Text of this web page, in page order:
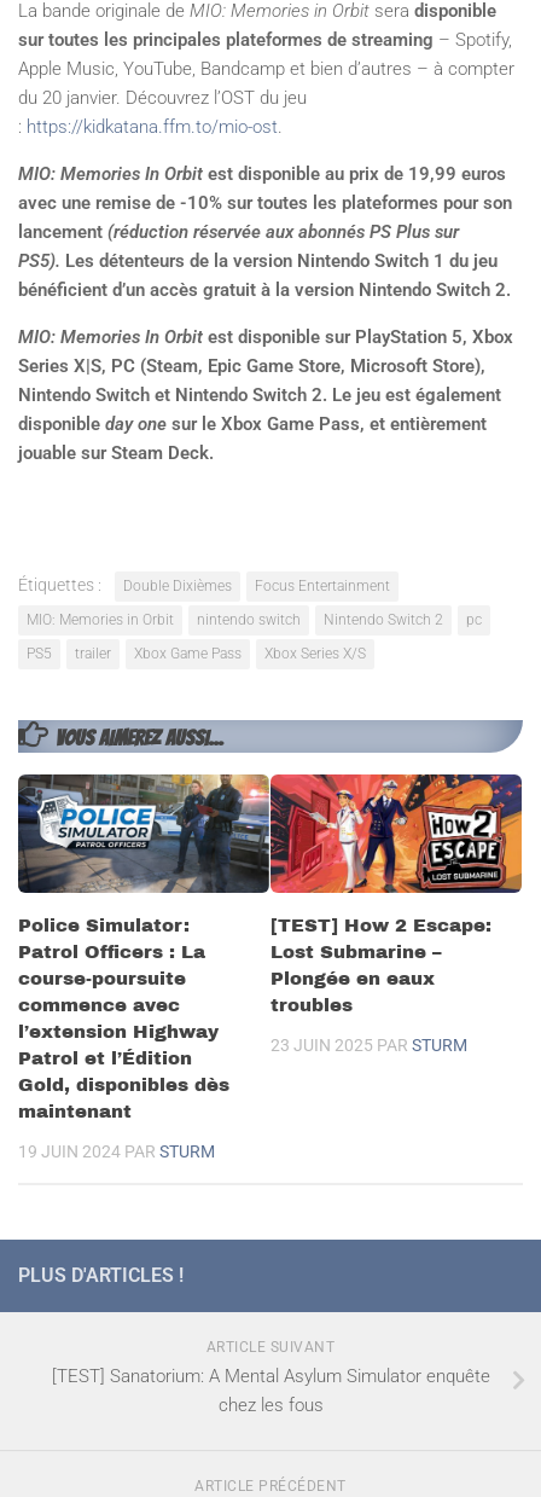
La bande originale de MIO: Memories in Orbit sera disponible
sur toutes les principales plateformes de streaming – Spotify,
Apple Music, YouTube, Bandcamp et bien d’autres – à compter
du 20 janvier. Découvrez l’OST du jeu
: https://kidkatana.ffm.to/mio-ost
MIO: Memories In Orbit est disponible au prix de 19,99 euros
avec une remise de -10% sur toutes les plateformes pour son
lancement (réduction réservée aux abonnés PS Plus sur
PS5). Les détenteurs de la version Nintendo Switch 1 du jeu
bénéficient d’un accès gratuit à la version Nintendo Switch 2.
MIO: Memories In Orbit est disponible sur PlayStation 5, Xbox
Series X|S, PC (Steam, Epic Game Store, Microsoft Store),
Nintendo Switch et Nintendo Switch 2. Le jeu est également
disponible day one sur le Xbox Game Pass, et entièrement
jouable sur Steam Deck.
Étiquettes : Double Dixièmes
Focus Entertainment
MIO: Memories in Orbit
nintendo switch Nintendo Switch 2
pc
PS5
trailer Xbox Game Pass Xbox Series X/S
VOUS AIMEREZ AUSSI...
Police Simulator:
Patrol Officers : La
course-poursuite
commence avec
l’extension Highway
Patrol et l’Édition
Gold, disponibles dès
maintenant
19 JUIN 2024 PAR STURM
[TEST] How 2 Escape:
Lost Submarine –
Plongée en eaux
troubles
23 JUIN 2025 PAR STURM
PLUS D'ARTICLES !
ARTICLE SUIVANT
[TEST] Sanatorium: A Mental Asylum Simulator enquête
chez les fous
ARTICLE PRÉCÉDENT